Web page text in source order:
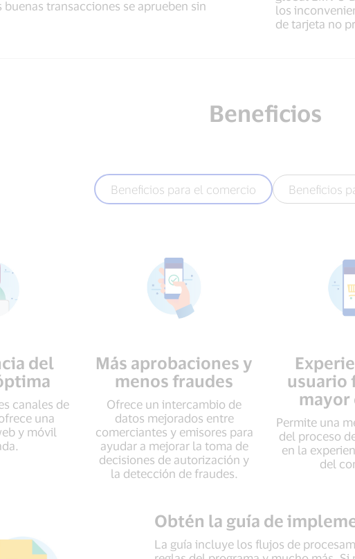
buenas transacciones se aprueben sin
los
de tarjeta no
Beneficios
Beneficios para el comercio Beneficios
del
canales de
una
y móvil
Más aprobaciones y
menos fraudes
Ofrece un intercambio de
datos mejorados entre
comerciantes y emisores para
ayudar a mejorar la toma de
decisiones de autorización y
la detección de fraudes.
usuario
Permite una
del proceso
en la
del
Obtén la guía de
La guía incluye los flujos de